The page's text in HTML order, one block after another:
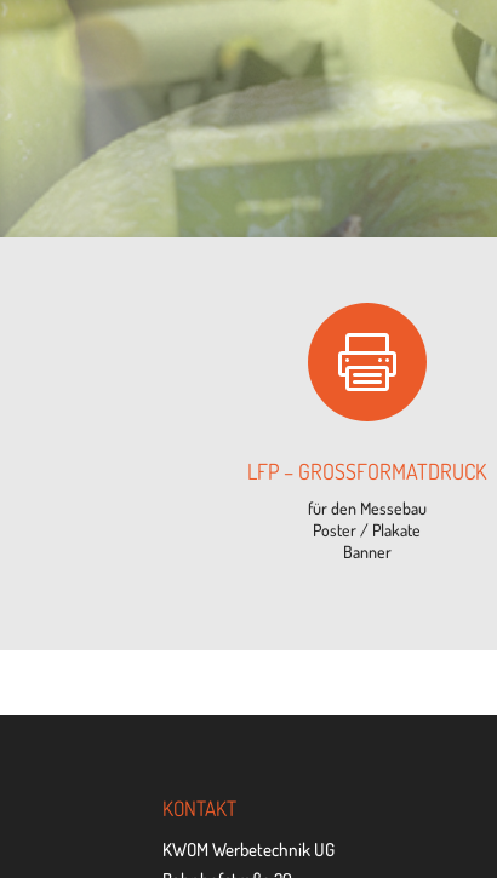

LFP – GROSSFORMATDRUCK
für den Messebau
Pos­ter / Plakate
Banner
KON­TAKT
KWOM Werbetechnik UG